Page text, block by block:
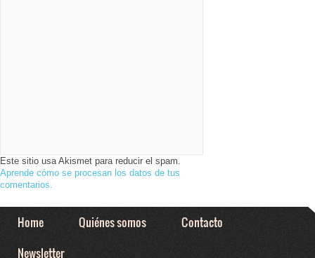
Este sitio usa Akismet para reducir el spam.
Aprende cómo se procesan los datos de tus
comentarios.
Home Quiénes somos
Contacto
Newsletter